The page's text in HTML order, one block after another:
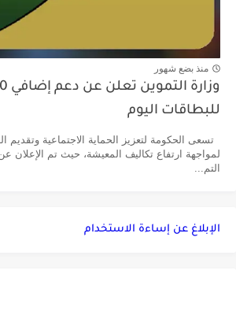
منذ بضع شهور
للبطاقات اليوم
تسعى الحكومة لتعزيز الحماية الاجتماعية وتقديم
لمواجهة ارتفاع تكاليف المعيشة، حيث تم الإعلان
التم...
الإبلاغ عن إساءة الاستخدام